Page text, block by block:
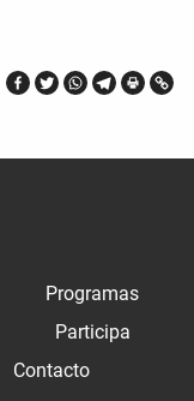
Programas
Participa
Contacto